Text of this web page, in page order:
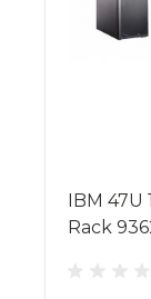
IBM 47U
Rack